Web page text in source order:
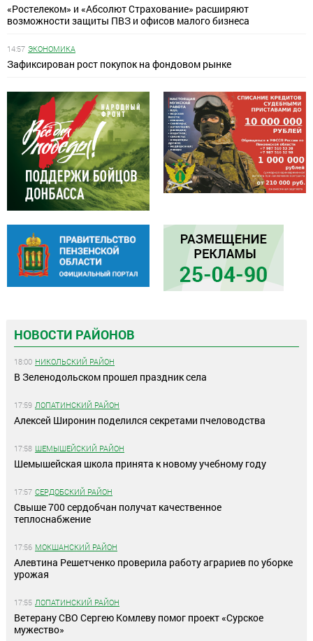
«Ростелеком» и «Абсолют Страхование» расширяют
возможности защиты ПВЗ и офисов малого бизнеса
14:57 ЭКОНОМИКА
Зафиксирован рост покупок на фондовом рынке
НОВОСТИ РАЙОНОВ
18:00 НИКОЛЬСКИЙ РАЙОН
В Зеленодольском прошел праздник села
17:59 ЛОПАТИНСКИЙ РАЙОН
Алексей Широнин поделился секретами пчеловодства
17:58 ШЕМЫШЕЙСКИЙ РАЙОН
Шемышейская школа принята к новому учебному году
17:57 СЕРДОБСКИЙ РАЙОН
Свыше 700 сердобчан получат качественное
теплоснабжение
17:56 МОКШАНСКИЙ РАЙОН
Алевтина Решетченко проверила работу аграриев по уборке
урожая
17:55 ЛОПАТИНСКИЙ РАЙОН
Ветерану СВО Сергею Комлеву помог проект «Сурское
мужество»